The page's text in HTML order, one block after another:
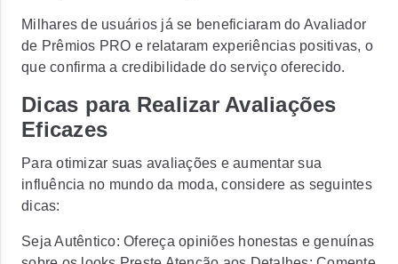
Milhares de usuários já se beneficiaram do Avaliador
de Prêmios PRO e relataram experiências positivas, o
que confirma a credibilidade do serviço oferecido.
Dicas para Realizar Avaliações
Eficazes
Para otimizar suas avaliações e aumentar sua
influência no mundo da moda, considere as seguintes
dicas:
Seja Autêntico: Ofereça opiniões honestas e genuínas